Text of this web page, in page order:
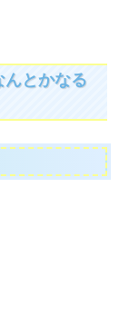
んとかなる